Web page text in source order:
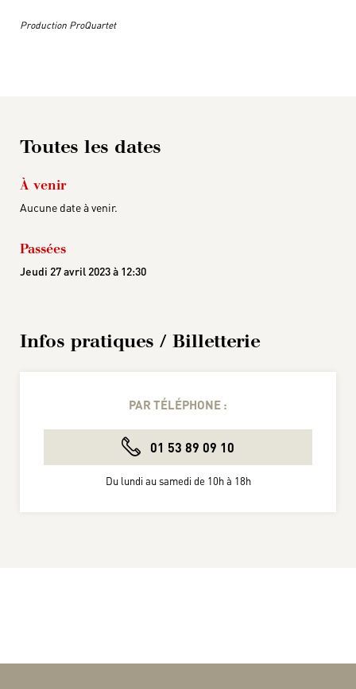
Production ProQuartet
Toutes les dates
À venir
Aucune date à venir.
Passées
Jeudi 27 avril 2023 à 12:30
Infos pratiques / Billetterie
PAR TÉLÉPHONE :
01 53 89 09 10
Du lundi au samedi de 10h à 18h